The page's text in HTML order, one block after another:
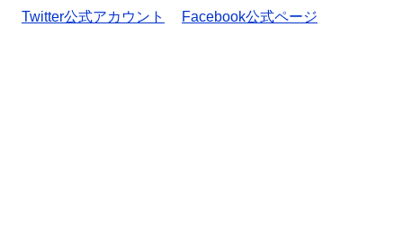
Twitter公式アカウント
Facebook公式ページ